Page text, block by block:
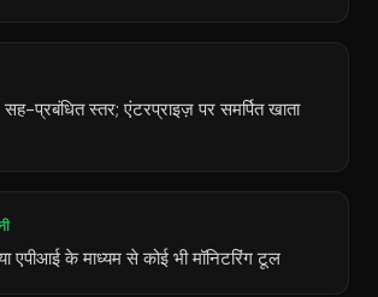
प्रबंधित स्तर; एंटरप्राइज़ पर समर्पित खाता
एपीआई के माध्यम से कोई भी मॉनिटरिंग टूल